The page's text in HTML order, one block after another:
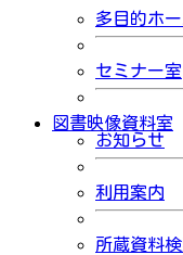
多目的ホ
セミナー室
図書映像資料室
お知らせ
利用案内
所蔵資料